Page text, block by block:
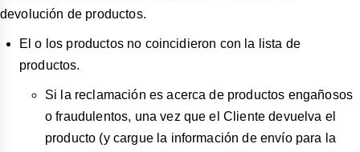
devolución de productos.
El o los productos no coincidieron con la lista de
productos.
Si la reclamación es acerca de productos engañosos
o fraudulentos, una vez que el Cliente devuelva el
producto (y cargue la información de envío para la